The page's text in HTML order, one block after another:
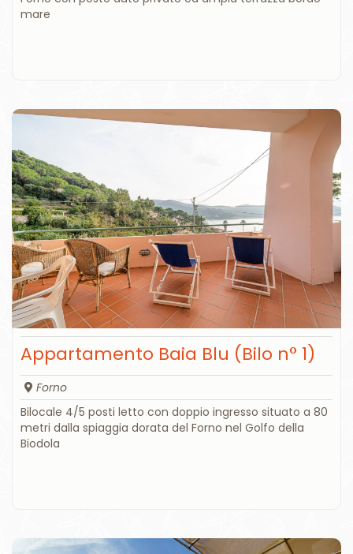
mare
Appartamento Baia Blu (Bilo n° 1)
Forno
Bilocale 4/5 posti letto con doppio ingresso situato a 80
metri dalla spiaggia dorata del Forno nel Golfo della
Biodola